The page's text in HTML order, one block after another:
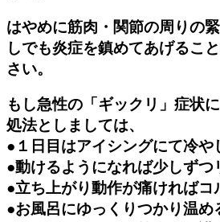
はやめに筋肉・関節の周りの
しでも炎症を鎮めてあげるこ
さい。
もし急性の「 ギックリ 」症状
処法としましては、
●１日目はアイシングにて冷や
●動けるようになれば少しずつ
●立ち上がり動作が痛ければコ
●お風呂にゆっくりつかり温め